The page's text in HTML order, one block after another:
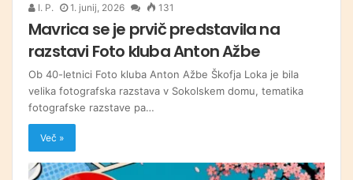
I. P. 1. junij, 2026 131
Mavrica se je prvič predstavila na
razstavi Foto kluba Anton Ažbe
Ob 40-letnici Foto kluba Anton Ažbe Škofja Loka je bila
velika fotografska razstava v Sokolskem domu, tematika
fotografske razstave pa…
Več »